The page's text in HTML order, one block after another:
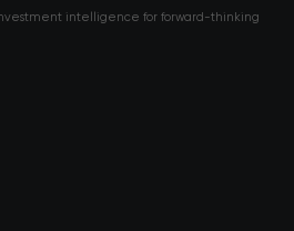
intelligence for forward-thinking